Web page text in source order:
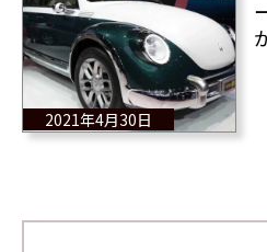
2021年4月30日